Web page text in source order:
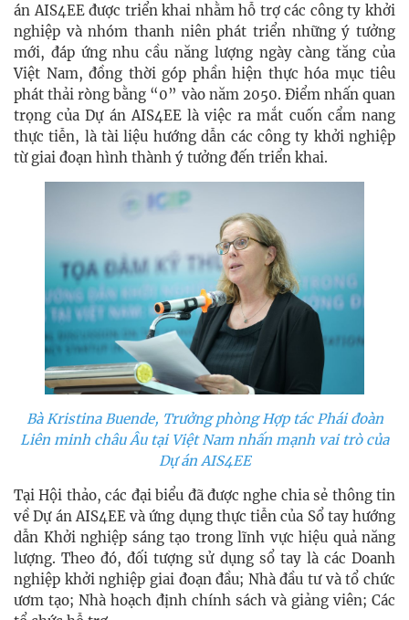
án AIS4EE được triển khai nhằm hỗ trợ các công ty khởi
nghiệp và nhóm thanh niên phát triển những ý tưởng
mới, đáp ứng nhu cầu năng lượng ngày càng tăng của
Việt Nam, đồng thời góp phần hiện thực hóa mục tiêu
phát thải ròng bằng “0” vào năm 2050. Điểm nhấn quan
trọng của Dự án AIS4EE là việc ra mắt cuốn cẩm nang
thực tiễn, là tài liệu hướng dẫn các công ty khởi nghiệp
từ giai đoạn hình thành ý tưởng đến triển khai.
Bà Kristina Buende, Trưởng phòng Hợp tác Phái đoàn
Liên minh châu Âu tại Việt Nam nhấn mạnh vai trò của
Dự án AIS4EE
Tại Hội thảo, các đại biểu đã được nghe chia sẻ thông tin
về Dự án AIS4EE và ứng dụng thực tiễn của Sổ tay hướng
dẫn Khởi nghiệp sáng tạo trong lĩnh vực hiệu quả năng
lượng. Theo đó, đối tượng sử dụng sổ tay là các Doanh
nghiệp khởi nghiệp giai đoạn đầu; Nhà đầu tư và tổ chức
ươm tạo; Nhà hoạch định chính sách và giảng viên; Các